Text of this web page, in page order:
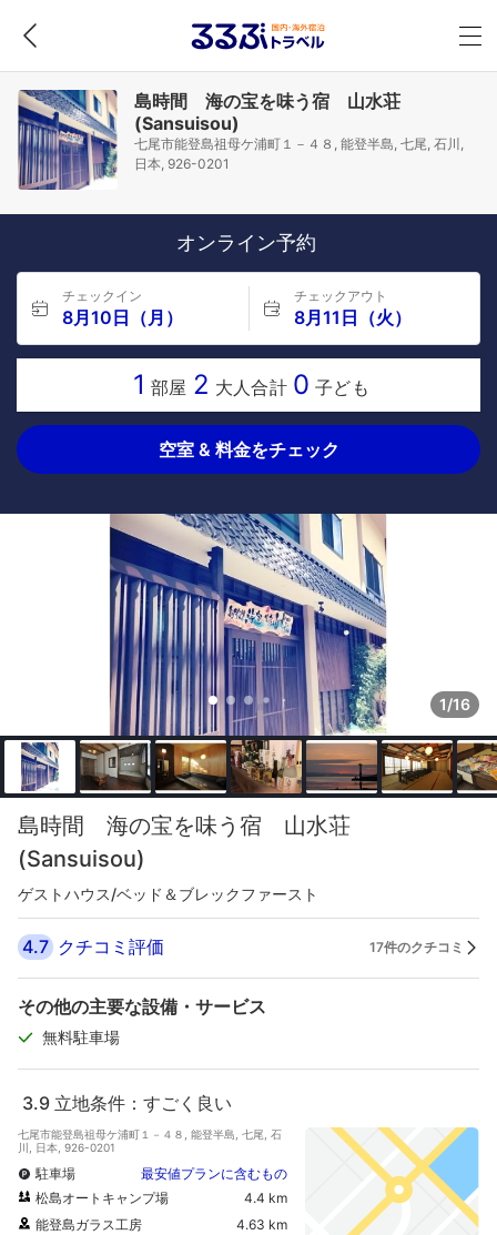
島時間 海の宝を味う宿 山水荘
(Sansuisou)
七尾市能登島祖母ケ浦町１－４８, 能登半島, 七尾, 石川,
日本, 926-0201
オンライン予約
チェックイン
8月10日（月）
チェックアウト
8月11日（火）
1 部屋 2 大人合計 0 子ども
空室 & 料金をチェック
1/16
島時間 海の宝を味う宿 山水荘
(Sansuisou)
ゲストハウス/ベッド＆ブレックファースト
4.7 クチコミ評価 17件のクチコミ
その他の主要な設備・サービス
無料駐車場
3.9 立地条件：すごく良い
七尾市能登島祖母ケ浦町１－４８, 能登半島, 七尾, 石
川, 日本, 926-0201
駐車場
最安値プランに含むもの
松島オートキャンプ場
4.4 km
能登島ガラス工房
4.63 km